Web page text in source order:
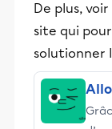
De plus,
site qui
solutionner